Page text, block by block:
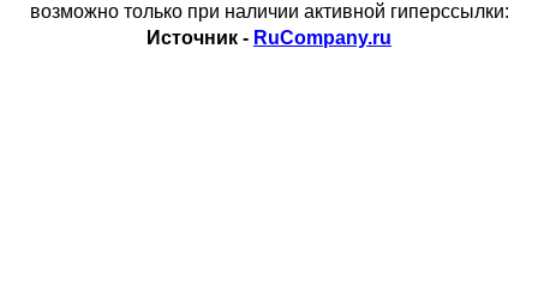
возможно только при наличии активной гиперссылки:
Источник - RuCompany.ru